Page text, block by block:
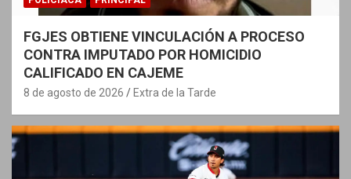
FGJES OBTIENE VINCULACIÓN A PROCESO
CONTRA IMPUTADO POR HOMICIDIO
CALIFICADO EN CAJEME
8 de agosto de 2026 Extra de la Tarde